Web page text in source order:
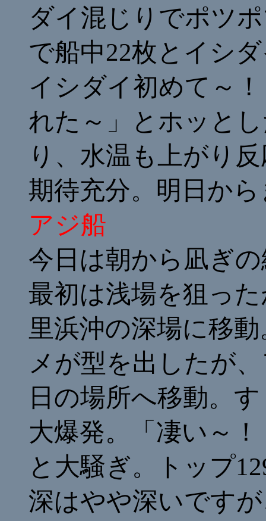
ダイ混じりでポツ
で船中22枚とイシ
イシダイ初めて～
れた～」とホッと
り、水温も上がり
期待充分。明日か
アジ船
今日は朝から凪ぎ
最初は浅場を狙っ
里浜沖の深場に移
メが型を出したが
日の場所へ移動。
大爆発。「凄い～
と大騒ぎ。トップ
深はやや深いです